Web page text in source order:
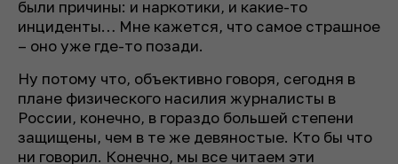
были причины: и наркотики, и какие-то
инциденты… Мне кажется, что самое страшное
– оно уже где-то позади.
Ну потому что, объективно говоря, сегодня в
плане физического насилия журналисты в
России, конечно, в гораздо большей степени
защищены, чем в те же девяностые. Кто бы что
ни говорил. Конечно, мы все читаем эти